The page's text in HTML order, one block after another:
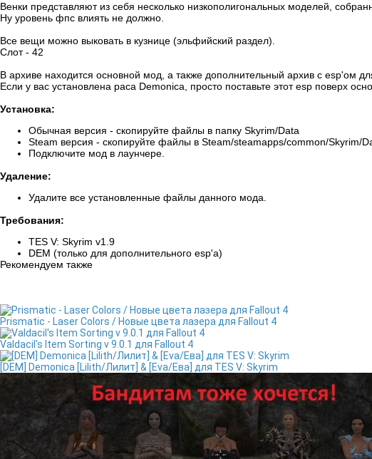
Венки представляют из себя несколько низкополигональных моделей,
Ну уровень фпс влиять не должно.
Все вещи можно выковать в кузнице (эльфийский раздел).
Слот - 42
В архиве находится основной мод, а также дополнительный архив с esp'ом
Если у вас установлена раса Demonica, просто поставьте этот esp поверх
Установка:
Обычная версия - скопируйте файлы в папку Skyrim/Data
Steam версия - скопируйте файлы в Steam/steamapps/common/Skyrim/
Подключите мод в лаунчере.
Удаление:
Удалите все установленные файлы данного мода.
Требования:
TES V: Skyrim v1.9
DEM (только для дополнительного esp'а)
Рекомендуем также
Prismatic - Laser Colors / Новые цвета лазера для Fallout 4
Valdacil's Item Sorting v 9.0.1 для Fallout 4
[DEM] Demonica [Lilith/Лилит] & [Eva/Ева] для TES V: Skyrim